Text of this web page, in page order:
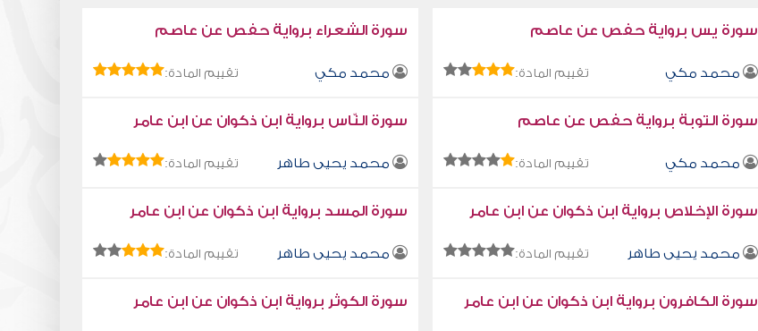
سورة يس برواية حفص عن عاصم
محمد مكي تقييم المادة:
سورة الشعراء برواية حفص عن عاصم
محمد مكي تقييم المادة:
سورة التوبة برواية حفص عن عاصم
محمد مكي تقييم المادة:
سورة النّاس برواية ابن ذكوان عن ابن عامر
محمد يحيى طاهر تقييم المادة:
سورة الإخلاص برواية ابن ذكوان عن ابن عامر
محمد يحيى طاهر تقييم المادة:
سورة المسد برواية ابن ذكوان عن ابن عامر
محمد يحيى طاهر تقييم المادة:
سورة الكافرون برواية ابن ذكوان عن ابن عامر سورة الكوثر برواية ابن ذكوان عن ابن عامر